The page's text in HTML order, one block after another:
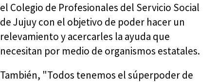
el Colegio de Profesionales del Servicio Social
de Jujuy con el objetivo de poder hacer un
relevamiento y acercarles la ayuda que
necesitan por medio de organismos estatales.
También, "Todos tenemos el súperpoder de